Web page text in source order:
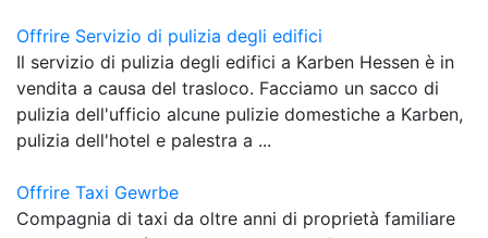
Offrire Servizio di pulizia degli edifici
Il servizio di pulizia degli edifici a Karben Hessen è in
vendita a causa del trasloco. Facciamo un sacco di
pulizia dell'ufficio alcune pulizie domestiche a Karben,
pulizia dell'hotel e palestra a ...
Offrire Taxi Gewrbe
Compagnia di taxi da oltre anni di proprietà familiare